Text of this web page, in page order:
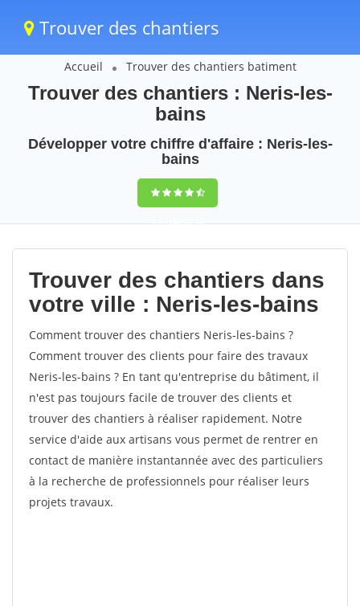
Trouver des chantiers
Accueil Trouver des chantiers batiment
Trouver des chantiers : Neris-les-
bains
Développer votre chiffre d'affaire : Neris-les-
bains
9,5(100%)48
votes
Trouver des chantiers dans
votre ville : Neris-les-bains
Comment trouver des chantiers Neris-les-bains ?
Comment trouver des clients pour faire des travaux
Neris-les-bains ? En tant qu'entreprise du bâtiment, il
n'est pas toujours facile de trouver des clients et
trouver des chantiers à réaliser rapidement. Notre
service d'aide aux artisans vous permet de rentrer en
contact de manière instantannée avec des particuliers
à la recherche de professionnels pour réaliser leurs
projets travaux.